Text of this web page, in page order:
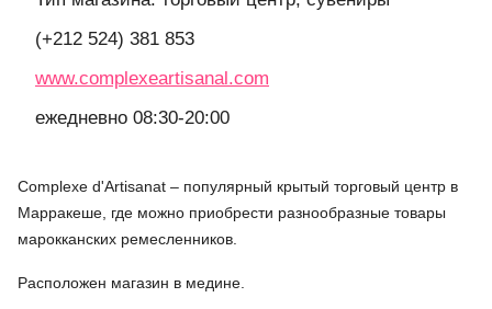
(+212 524) 381 853
www.complexeartisanal.com
ежедневно 08:30-20:00
Complexe d'Artisanat – популярный крытый торговый центр в
Марракеше, где можно приобрести разнообразные товары
марокканских ремесленников.
Расположен магазин в медине.